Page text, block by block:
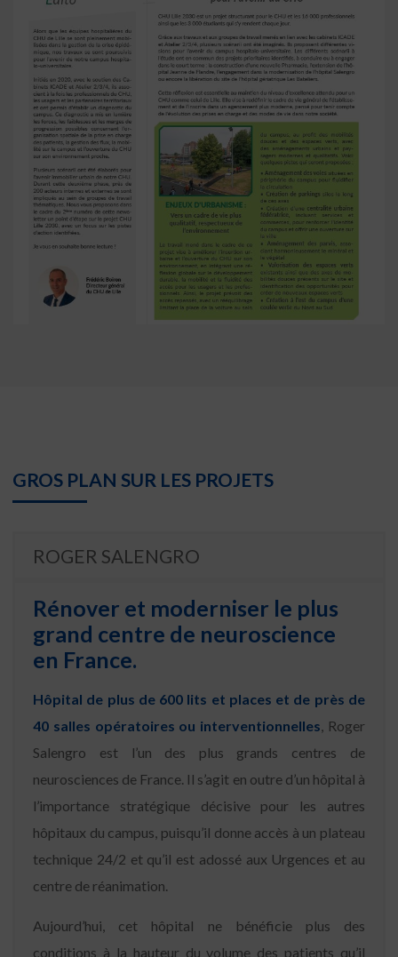
GROS PLAN SUR LES PROJETS
ROGER SALENGRO
Rénover et moderniser le plus
grand centre de neuroscience
en France.
Hôpital de plus de 600 lits et places et de près de
40 salles opératoires ou interventionnelles, Roger
Salengro est l’un des plus grands centres de
neurosciences de France. Il s’agit en outre d’un hôpital à
l’importance stratégique décisive pour les autres
hôpitaux du campus, puisqu’il donne accès à un plateau
technique 24/2 et qu’il est adossé aux Urgences et au
centre de réanimation.
Aujourd’hui, cet hôpital ne bénéficie plus des
conditions à la hauteur du volume des patients qu’il